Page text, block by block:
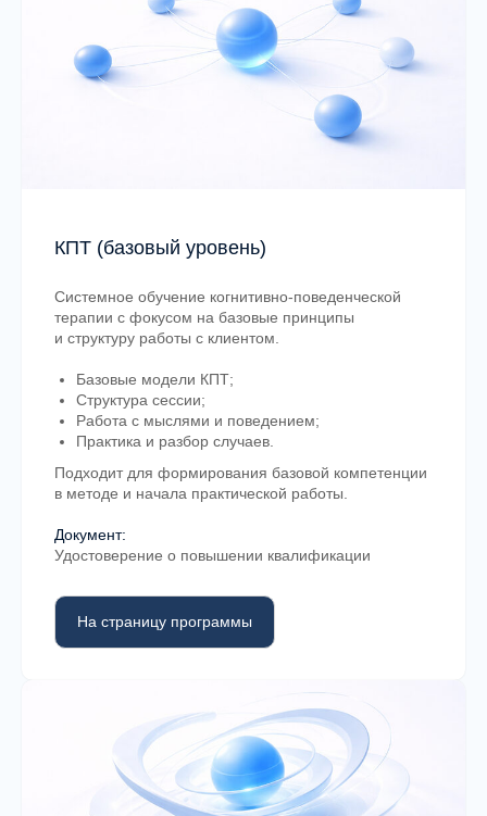
КПТ (базовый уровень)
Системное обучение когнитивно-поведенческой
терапии с фокусом на базовые принципы
и структуру работы с клиентом.
Базовые модели КПТ;
Структура сессии;
Работа с мыслями и поведением;
Практика и разбор случаев.
Подходит для формирования базовой компетенции
в методе и начала практической работы.
Документ:
Удостоверение о повышении квалификации
На страницу программы